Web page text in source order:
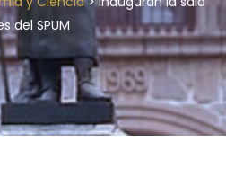
del SPUM